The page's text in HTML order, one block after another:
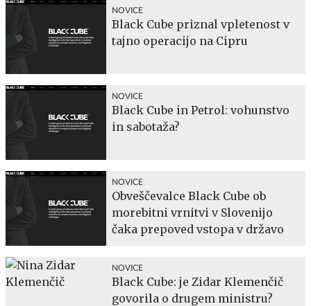
NOVICE
Black Cube priznal vpletenost v
tajno operacijo na Cipru
NOVICE
Black Cube in Petrol: vohunstvo
in sabotaža?
NOVICE
Obveščevalce Black Cube ob
morebitni vrnitvi v Slovenijo
čaka prepoved vstopa v državo
NOVICE
Black Cube: je Zidar Klemenčič
govorila o drugem ministru?